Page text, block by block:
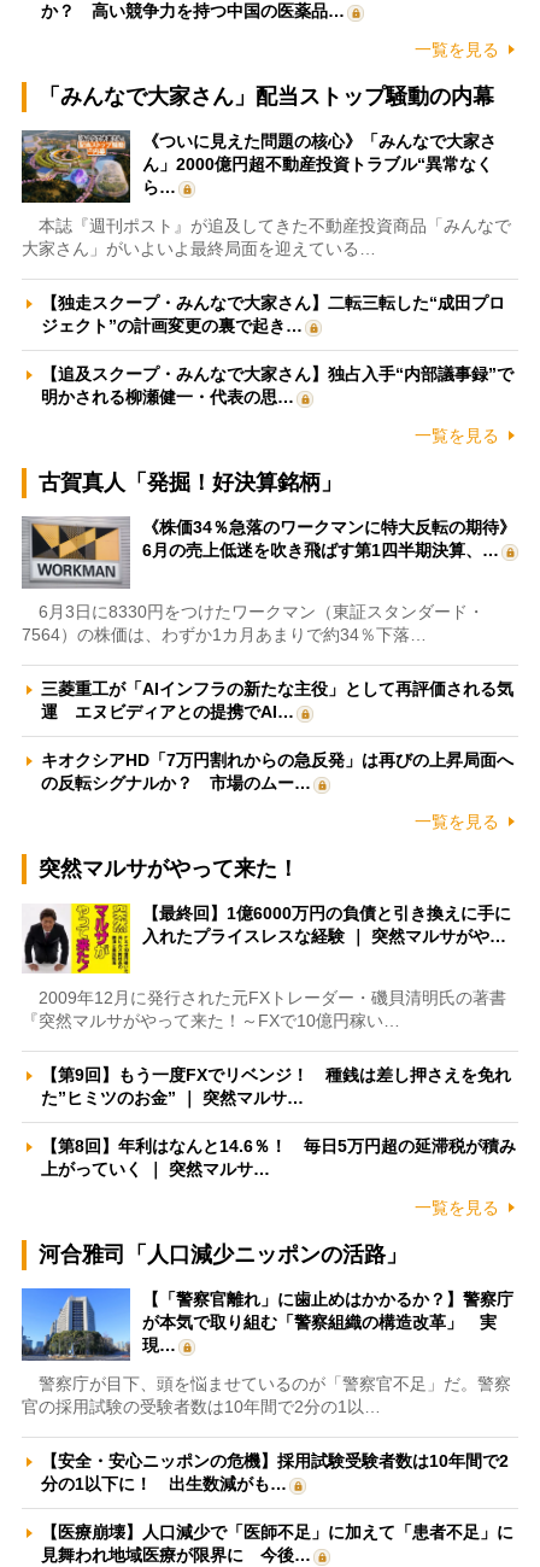
か？ 高い競争力を持つ中国の医薬品…
一覧を見る
「みんなで大家さん」配当ストップ騒動の内幕
《ついに見えた問題の核心》「みんなで大家さ
ん」2000億円超不動産投資トラブル“異常なく
ら…
本誌『週刊ポスト』が追及してきた不動産投資商品「みんなで
大家さん」がいよいよ最終局面を迎えている…
【独走スクープ・みんなで大家さん】二転三転した“成田プロ
ジェクト”の計画変更の裏で起き…
【追及スクープ・みんなで大家さん】独占入手“内部議事録”で
明かされる柳瀬健一・代表の思…
一覧を見る
古賀真人「発掘！好決算銘柄」
《株価34％急落のワークマンに特大反転の期待》
6月の売上低迷を吹き飛ばす第1四半期決算、…
6月3日に8330円をつけたワークマン（東証スタンダード・
7564）の株価は、わずか1カ月あまりで約34％下落…
三菱重工が「AIインフラの新たな主役」として再評価される気
運 エヌビディアとの提携でAI…
キオクシアHD「7万円割れからの急反発」は再びの上昇局面へ
の反転シグナルか？ 市場のムー…
一覧を見る
突然マルサがやって来た！
【最終回】1億6000万円の負債と引き換えに手に
入れたプライスレスな経験 ｜ 突然マルサがや…
2009年12月に発行された元FXトレーダー・磯貝清明氏の著書
『突然マルサがやって来た！～FXで10億円稼い…
【第9回】もう一度FXでリベンジ！ 種銭は差し押さえを免れ
た”ヒミツのお金” ｜ 突然マルサ…
【第8回】年利はなんと14.6％！ 毎日5万円超の延滞税が積み
上がっていく ｜ 突然マルサ…
一覧を見る
河合雅司「人口減少ニッポンの活路」
【「警察官離れ」に歯止めはかかるか？】警察庁
が本気で取り組む「警察組織の構造改革」 実
現…
警察庁が目下、頭を悩ませているのが「警察官不足」だ。警察
官の採用試験の受験者数は10年間で2分の1以…
【安全・安心ニッポンの危機】採用試験受験者数は10年間で2
分の1以下に！ 出生数減がも…
【医療崩壊】人口減少で「医師不足」に加えて「患者不足」に
見舞われ地域医療が限界に 今後…